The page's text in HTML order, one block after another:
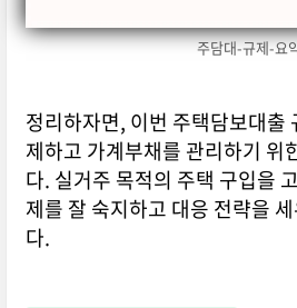
주담대-규제-요
정리하자면, 이번 주택담보대출
제하고 가계부채를 관리하기 위
다. 실거주 목적의 주택 구입을
제를 잘 숙지하고 대응 전략을
다.